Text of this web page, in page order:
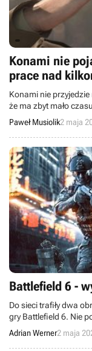
Konami nie
prace nad
Konami nie
że ma zbyt mało
zaprezentować.
Paweł Musiolik2 maja
Battlefield 6 -
Do sieci trafiły dwa
gry Battlefield 6. Nie
materiały są bardzo
Adrian Werner2 maja